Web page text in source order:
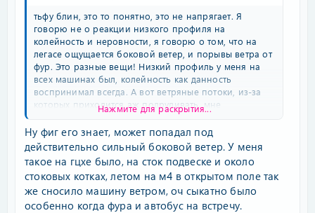
тьфу блин, это то понятно, это не напрягает. Я
говорю не о реакции низкого профиля на
колейность и неровности, я говорю о том, что на
легасе ощущается боковой ветер, и порывы ветра от
фур. Это разные вещи! Низкий профиль у меня на
всех машинах был, колейность как данность
воспринимал всегда. А вот ветряные потоки, из-за
которых приходится аж подруливать, мне
непривычны. Другими словами, ощущение как будто
машина слишком легкая. Но та же bmw e46 тяжелее
легася вроде на 100кг чтоли, хотя точный вес не
узнать, в разных источниках он разный. Но я не
думаю вообщем что легаси настолько легкая, чтобы
это так критично сказывалось. Тем более что при
полном загрузе машины людьми в плане реакции на
ветряные потоки изменений нет.
Нажмите для раскрытия...
Ну фиг его знает, может попадал под
действительно сильный боковой ветер. У меня
такое на гцхе было, на сток подвеске и около
стоковых котках, летом на м4 в открытом поле так
же сносило машину ветром, оч сыкатно было
особенно когда фура и автобус на встречу.